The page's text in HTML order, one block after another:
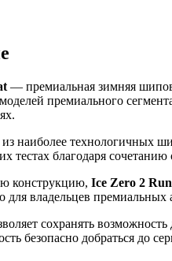
— премиальная зимняя
премиального
из наиболее технологичных
тестах благодаря
конструкцию, Ice Zero 2
для владельцев премиальных
сохранять
безопасно добраться до